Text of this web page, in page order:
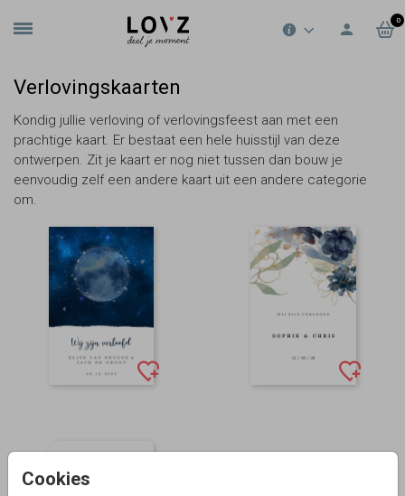
0
Cookies
Verlovingskaarten
Kondig jullie verloving of verlovingsfeest aan met een
prachtige kaart. Er bestaat een hele huisstijl van deze
ontwerpen. Zit je kaart er nog niet tussen dan bouw je
eenvoudig zelf een andere kaart uit een andere categorie
om.